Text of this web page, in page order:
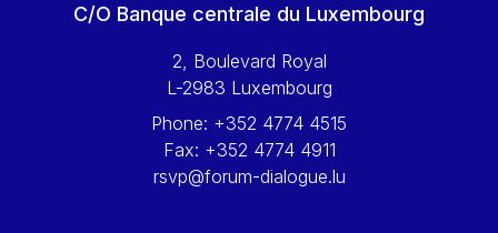
C/O Banque centrale du Luxembourg
2, Boulevard Royal
L-2983 Luxembourg
Phone: +352 4774 4515
Fax: +352 4774 4911
rsvp@forum-dialogue.lu